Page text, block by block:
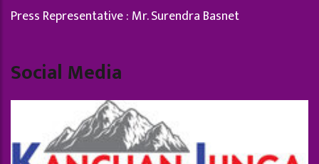
Press Representative : Mr. Surendra Basnet
Social Media